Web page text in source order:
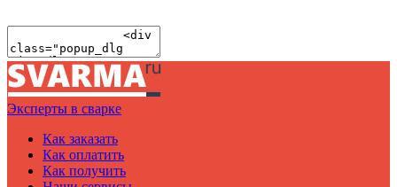
Эксперты в сварке
Как заказать
Как оплатить
Как получить